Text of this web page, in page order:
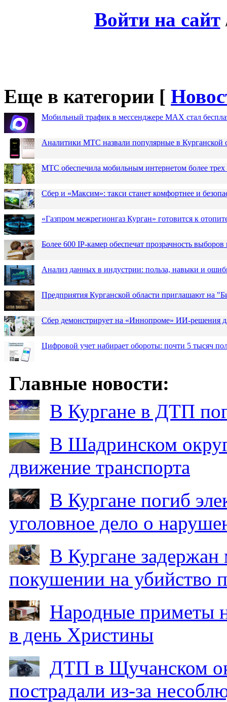
Войти на сайт
Еще в категории [
Мобильный трафик в мессенджере MAX стал
Аналитики МТС назвали популярные в
МТС обеспечила мобильным интернетом более трех
Сбер и «Максим»: такси станет комфортнее и
«Газпром межрегионгаз Курган» готовится к
Более 600 IP-камер обеспечат прозрачность
Анализ данных в индустрии: польза, навыки и
Предприятия Курганской области приглашают на
Сбер демонстрирует на «Иннопроме» ИИ-решения
Цифровой учет набирает обороты: почти 5 тысяч
Главные новости:
В Кургане в ДТП
В Шадринском
движение транспорта
В Кургане погиб
уголовное дело о
В Кургане
покушении на убийство
Народные приметы
в день Христины
ДТП в Щучанском
пострадали из-за